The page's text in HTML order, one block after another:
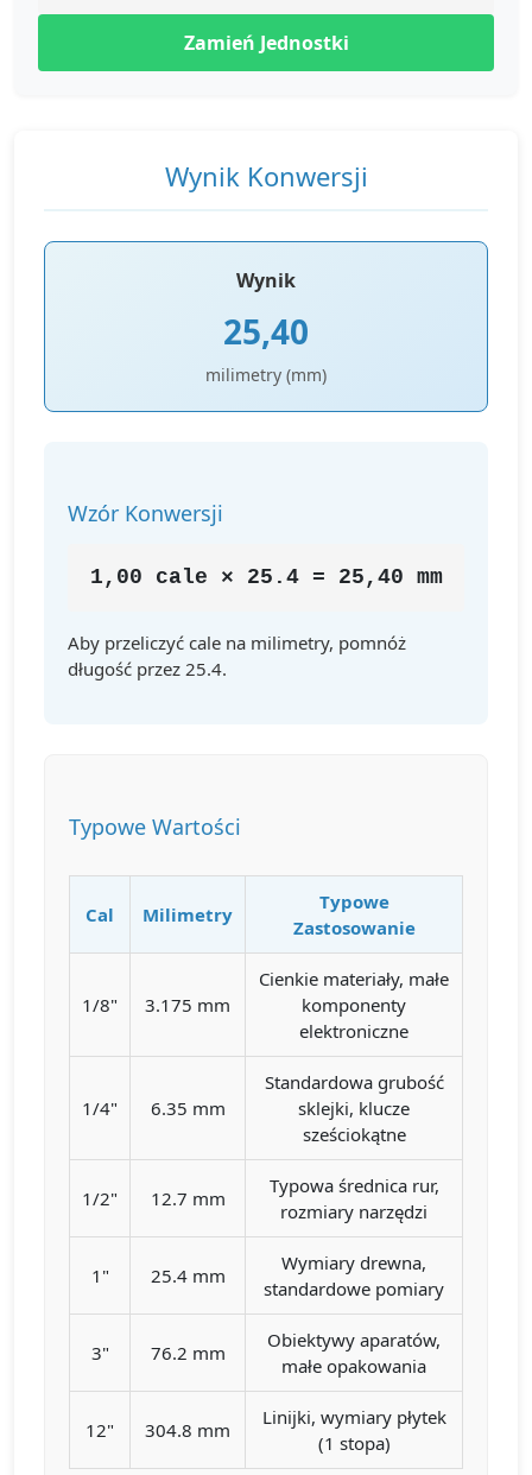
Zamień Jednostki
Wynik Konwersji
Wynik
25,40
milimetry (mm)
Wzór Konwersji
1,00 cale × 25.4 = 25,40 mm
Aby przeliczyć cale na milimetry, pomnóż
długość przez 25.4.
Typowe Wartości
Cal Milimetry
Typowe
Zastosowanie
1/8" 3.175 mm
Cienkie materiały, małe
komponenty
elektroniczne
1/4" 6.35 mm
Standardowa grubość
sklejki, klucze
sześciokątne
1/2" 12.7 mm
Typowa średnica rur,
rozmiary narzędzi
1" 25.4 mm
Wymiary drewna,
standardowe pomiary
3" 76.2 mm
Obiektywy aparatów,
małe opakowania
12" 304.8 mm
Linijki, wymiary płytek
(1 stopa)